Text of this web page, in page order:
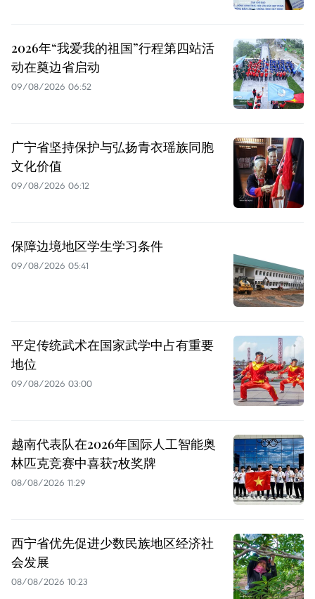
2026年“我爱我的祖国”行程第四站活
动在奠边省启动
09/08/2026 06:52
广宁省坚持保护与弘扬青衣瑶族同胞
文化价值
09/08/2026 06:12
保障边境地区学生学习条件
09/08/2026 05:41
平定传统武术在国家武学中占有重要
地位
09/08/2026 03:00
越南代表队在2026年国际人工智能奥
林匹克竞赛中喜获7枚奖牌
08/08/2026 11:29
西宁省优先促进少数民族地区经济社
会发展
08/08/2026 10:23